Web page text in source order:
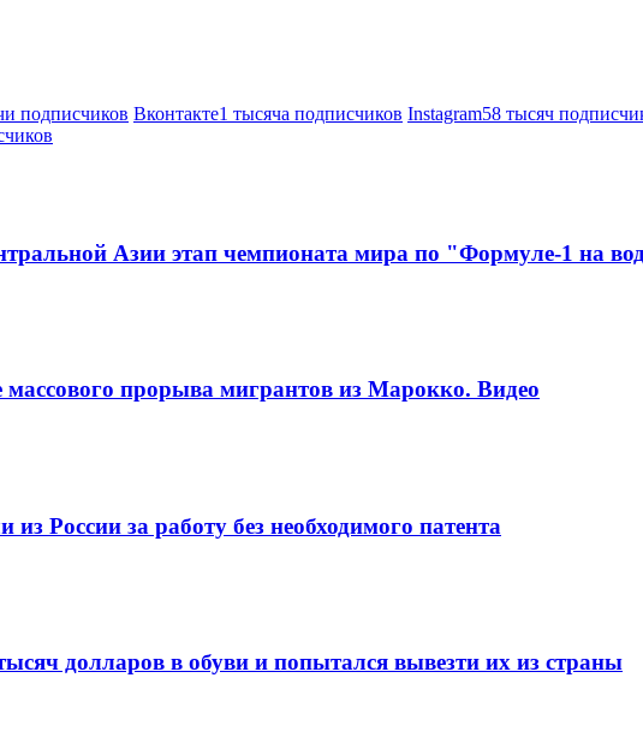
подписчиков Вконтакте1 тысяча подписчиков Instagram58 тысяч
Азии этап чемпионата мира по "Формуле-1 на
прорыва мигрантов из Марокко. Видео
России за работу без необходимого патента
долларов в обуви и попытался вывезти их из страны